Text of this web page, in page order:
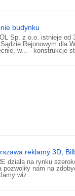
budynku
Sp. z o.o. istnieje od
Rejonowym dla
w... - konstrukcje
reklamy 3D,
działa na rynku
pozwoliły nam na
wiz...